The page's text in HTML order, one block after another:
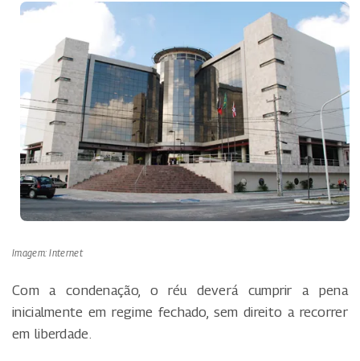
Imagem: Internet
Com a condenação, o réu deverá cumprir a pena
inicialmente em regime fechado, sem direito a recorrer
em liberdade.